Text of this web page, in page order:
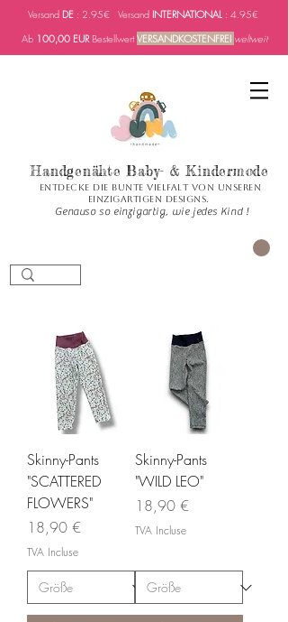
Versand DE : 2.95€ Versand INTERNATIONAL : 4.95€
Ab 100,00 EURBestellwertVERSANDKOSTENFREI weltweit
Handgenähte Baby- & Kindermode
Entdecke die bunte Vielfalt von unseren
einzigartigen Designs.
Genauso so einzigartig, wie jedes Kind !
Skinny-Pants
"SCATTERED
FLOWERS"
Prix
18,90 €
TVA Incluse
Skinny-Pants
"WILD LEO"
Prix
18,90 €
TVA Incluse